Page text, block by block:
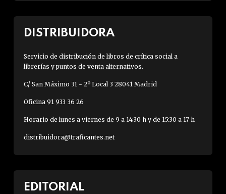
DISTRIBUIDORA
Servicio de distribución de libros de crítica social a
librerías y puntos de venta alternativos.
C/ San Máximo 31 - 2º Local 3 28041 Madrid
Oficina 91 933 36 26
Horario de lunes a viernes de 9 a 14:30 h y de 15:30 a 17 h
distribuidora@traficantes.net
EDITORIAL